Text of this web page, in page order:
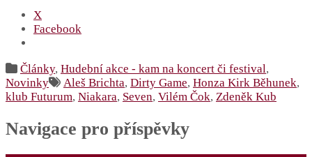
X
Facebook
Články, Hudební akce - kam na koncert či festival,
Novinky
Aleš Brichta, Dirty Game, Honza Kirk Běhunek,
klub Futurum, Niakara, Seven, Vilém Čok, Zdeněk Kub
Navigace pro příspěvky